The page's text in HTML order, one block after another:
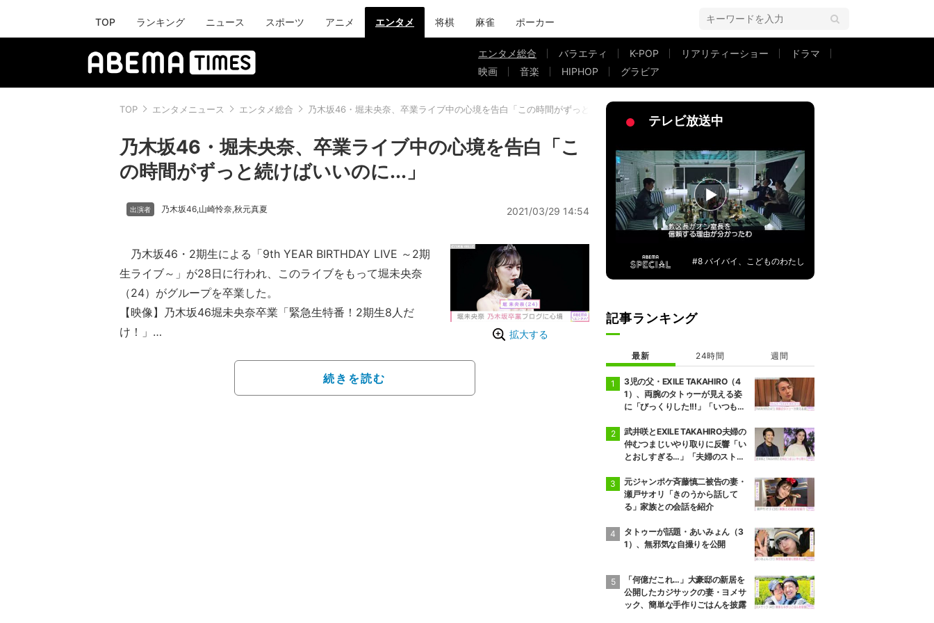
TOP ランキング ニュース スポーツ アニメ エンタメ 将棋 麻雀 ポーカー
エンタメ総合 バラエティ K-POP リアリティーショー
ドラマ
映画
音楽 HIPHOP グラビア
TOP エンタメニュース エンタメ総合 乃木坂46・堀未央奈、卒業ライブ中の心境を告白「この時間がずっと続けばいいのに...」
乃木坂46・堀未央奈、卒業ライブ中の心境を告白「こ
の時間がずっと続けばいいのに...」
乃木坂46,山崎怜奈,秋元真夏 2021/03/29 14:54
拡大する
乃木坂46・2期生による「9th YEAR BIRTHDAY LIVE ～2期
生ライブ～」が28日に行われ、このライブをもって堀未央奈
（24）がグループを卒業した。
【映像】乃木坂46堀未央奈卒業「緊急生特番！2期生8人だ
け！」
たばかりの同年11月、リリースした7作目シングル『バレッタ』
でセンターに抜てき。その後も、グループの活動以外に女優や
続きを読む
テレビ放送中
#8 バイバイ、こどものわたし
記事ランキング
最新 24時間 週間
3児の父・EXILE TAKAHIRO（4
1）、両腕のタトゥーが見える姿
に「びっくりした!!!」「いつもと
の反響
武井咲とEXILE TAKAHIRO夫婦の
仲むつまじいやり取りに反響「い
とおしすぎる…」「夫婦のストー
元ジャンポケ斉藤慎二被告の妻・
瀬戸サオリ「きのうから話して
る」家族との会話を紹介
タトゥーが話題・あいみょん（3
1）、無邪気な自撮りを公開
「何億だこれ…」大豪邸の新居を
公開したカジサックの妻・ヨメサ
ック、簡単な手作りごはんを披露